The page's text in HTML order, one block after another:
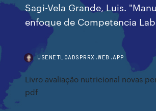
Sagi-Vela Grande, Luis.
enfoque de Competencia
USENETLOADSPRRX.WEB.APP
Livro avaliação nutricional novas
pdf